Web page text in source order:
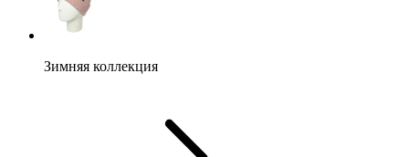
Зимняя коллекция